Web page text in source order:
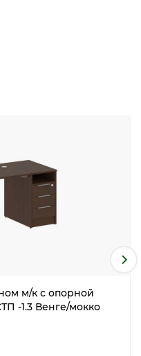
м/к с опорной
-1.3 Венге/мокко